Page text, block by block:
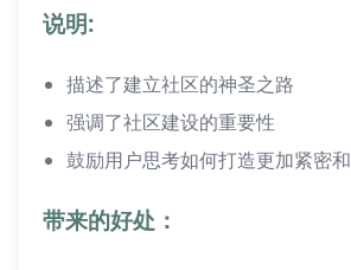
说明:
描述了建立社区的神圣之路
强调了社区建设的重要性
鼓励用户思考如何打造更加紧密
带来的好处：